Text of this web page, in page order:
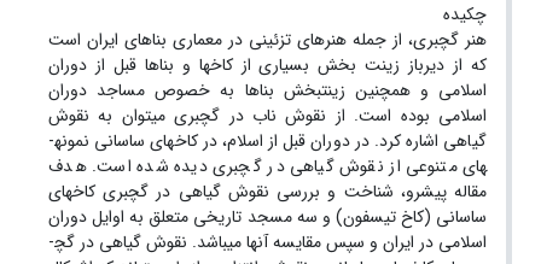
چکیده
هنر گچ­بری، از جمله هنرهای تزئینی در معماری بناهای ایران است
که از دیرباز زینت بخش بسیاری از کاخ­ها و بناها قبل از دوران
اسلامی و همچنین زینت­بخش بناها به خصوص مساجد دوران
اسلامی بوده است. از نقوش ناب در گچبری می­توان به نقوش
گیاهی اشاره کرد. در دوران قبل از اسلام، در کاخ­های ساسانی نمونه­
های متنوعی از نقوش گیاهی در گچ­بری دیده شده است. هدف
مقاله پیش­رو، شناخت و بررسی نقوش گیاهی در گچ­بری کاخ­های
ساسانی (کاخ تیسفون) و سه مسجد تاریخی متعلق به اوایل دوران
اسلامی در ایران و سپس مقایسه آنها می­باشد. نقوش گیاهی در گچ­